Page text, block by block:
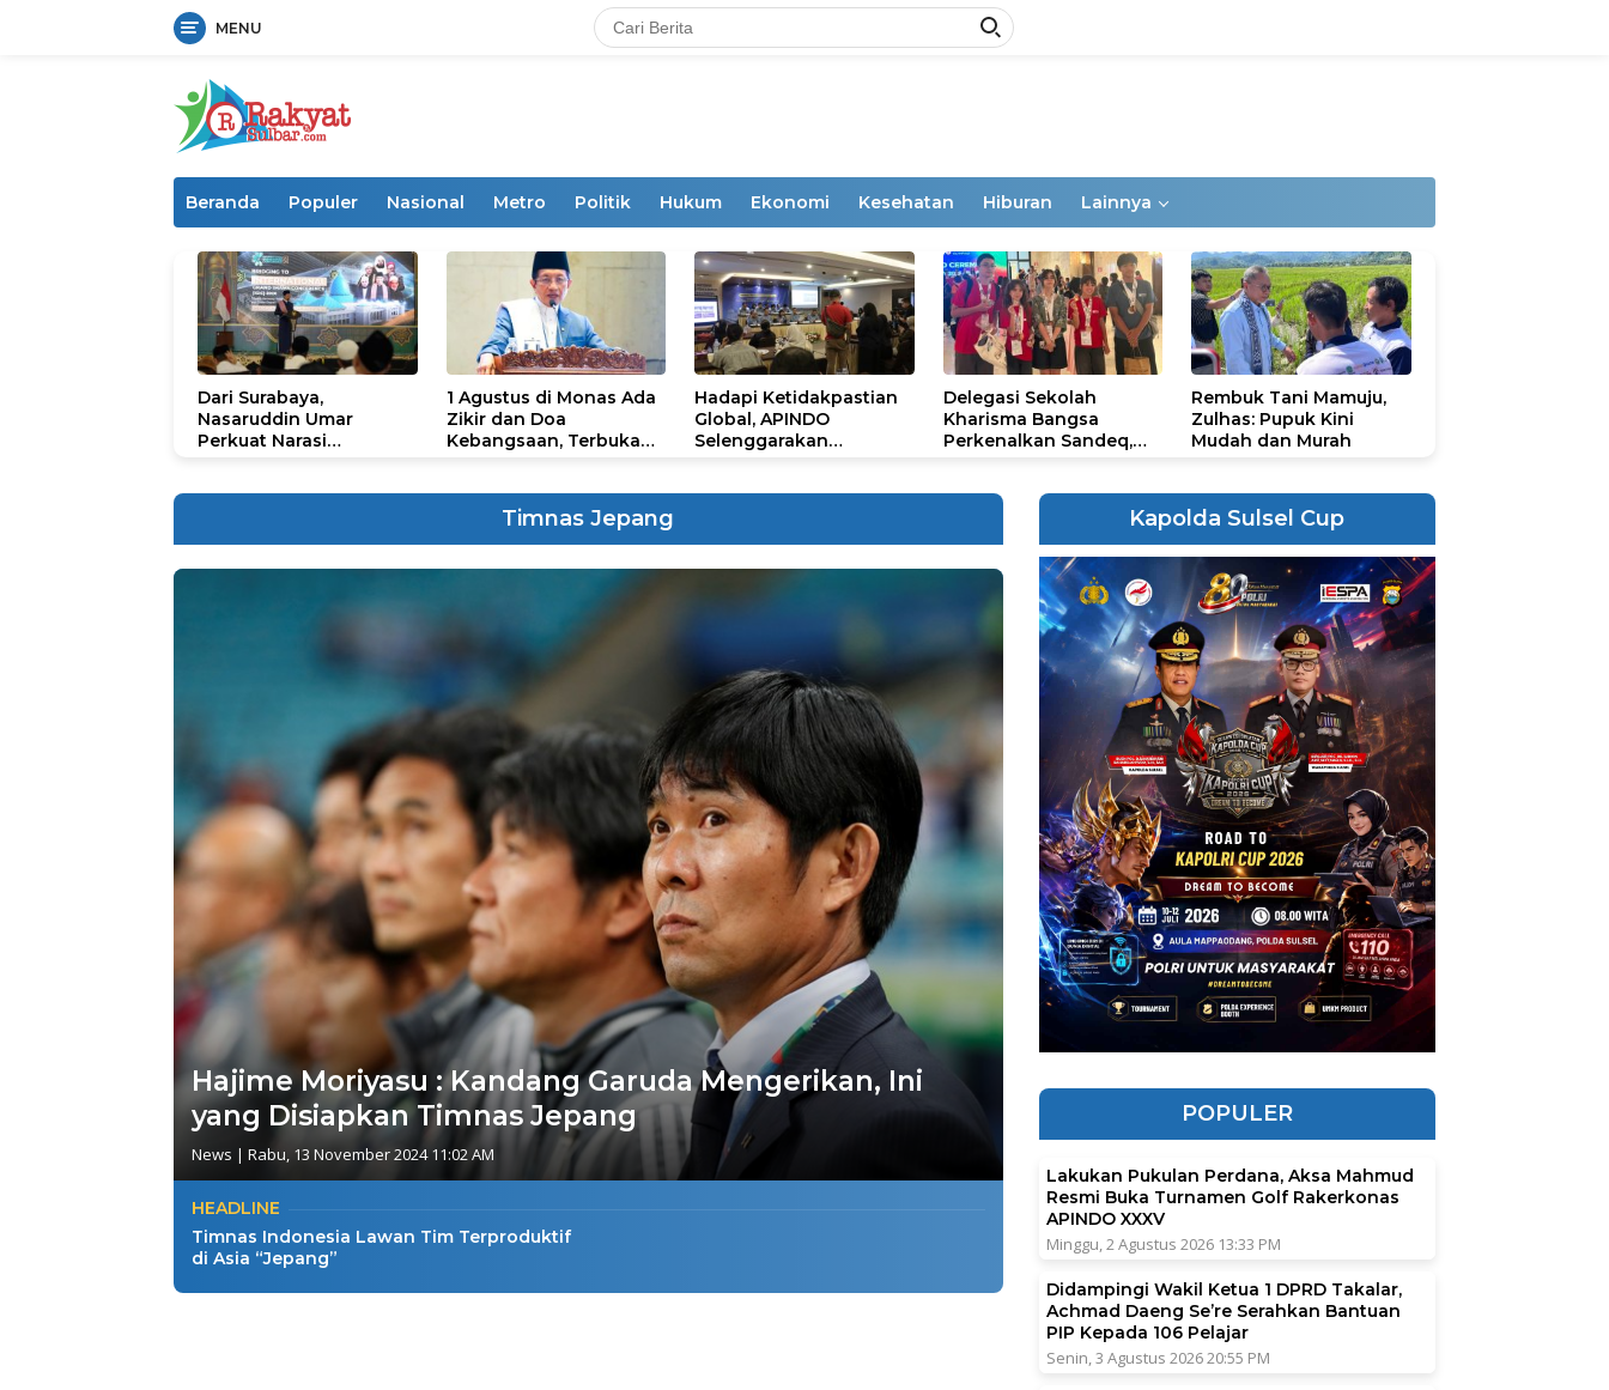
MENU
Beranda Populer Nasional Metro Politik Hukum Ekonomi Kesehatan Hiburan Lainnya
Dari Surabaya,
Nasaruddin Umar
Perkuat Narasi
1 Agustus di Monas Ada
Zikir dan Doa
Kebangsaan, Terbuka
Hadapi Ketidakpastian
Global, APINDO
Selenggarakan
Delegasi Sekolah
Kharisma Bangsa
Perkenalkan Sandeq,
STEAM Olympiad 2026
Rembuk Tani Mamuju,
Zulhas: Pupuk Kini
Mudah dan Murah
Timnas Jepang
Hajime Moriyasu : Kandang Garuda Mengerikan, Ini
yang Disiapkan Timnas Jepang
News | Rabu, 13 November 2024 11:02 AM
HEADLINE
Timnas Indonesia Lawan Tim Terproduktif
di Asia “Jepang”
Kapolda Sulsel Cup
POPULER
Lakukan Pukulan Perdana, Aksa Mahmud
Resmi Buka Turnamen Golf Rakerkonas
APINDO XXXV
Minggu, 2 Agustus 2026 13:33 PM
Didampingi Wakil Ketua 1 DPRD Takalar,
Achmad Daeng Se’re Serahkan Bantuan
PIP Kepada 106 Pelajar
Senin, 3 Agustus 2026 20:55 PM